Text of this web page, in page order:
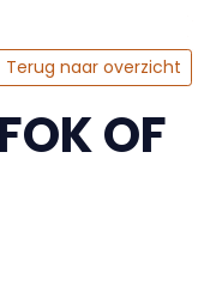
OF
Terug naar overzicht